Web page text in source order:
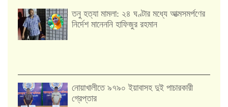
তনু হত্যা মামলা: ২৪ ঘণ্টার মধ্যে আত্মসমর্পণের
নির্দেশ মানেননি হাফিজুর রহমান
নোয়াখালীতে ৯৭৯০ ইয়াবাসহ দুই পাচারকারী
গ্রেপ্তার